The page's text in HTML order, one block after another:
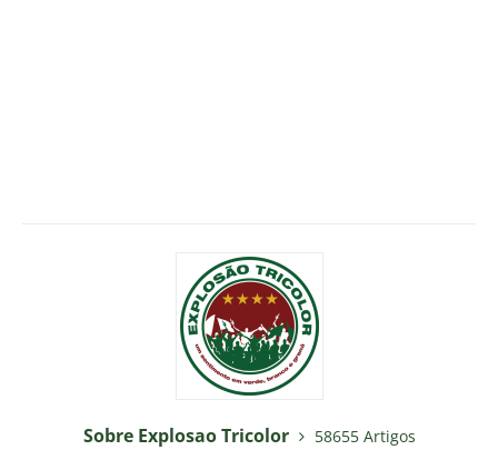
Sobre Explosao Tricolor
58655 Artigos